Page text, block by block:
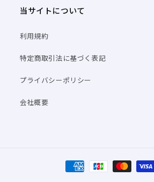
当サイトについて
利用規約
特定商取引法に基づく表記
プライバシーポリシー
会社概要
決
済